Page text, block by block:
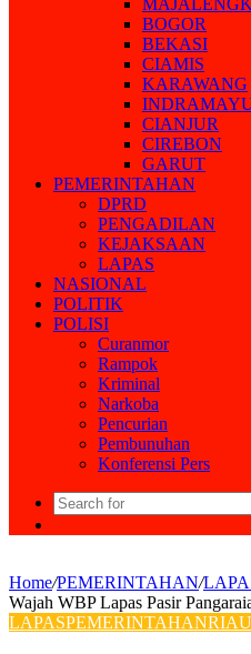
BOGOR
BEKASI
CIAMIS
KARAWANG
CIANJUR
CIREBON
GARUT
PEMERINTAHAN
DPRD
PENGADILAN
KEJAKSAAN
LAPAS
NASIONAL
POLITIK
POLISI
Curanmor
Rampok
Kriminal
Narkoba
Pencurian
Pembunuhan
Konferensi Pers
Home/PEMERINTAHAN/
Wajah WBP Lapas Pasir
LAPASPEMERINTAHANRIAU